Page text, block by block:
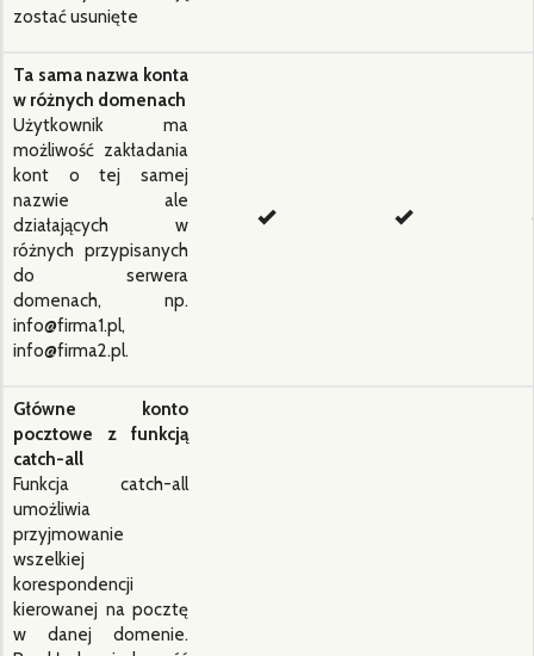
zostać usunięte
Ta sama nazwa konta
w różnych domenach
Użytkownik ma
możliwość zakładania
kont o tej samej
nazwie ale
działających w
różnych przypisanych
do serwera
domenach, np.
info@firma1.pl,
info@firma2.pl.
Główne konto
pocztowe z funkcją
catch-all
Funkcja catch-all
umożliwia
przyjmowanie
wszelkiej
korespondencji
kierowanej na pocztę
w danej domenie.